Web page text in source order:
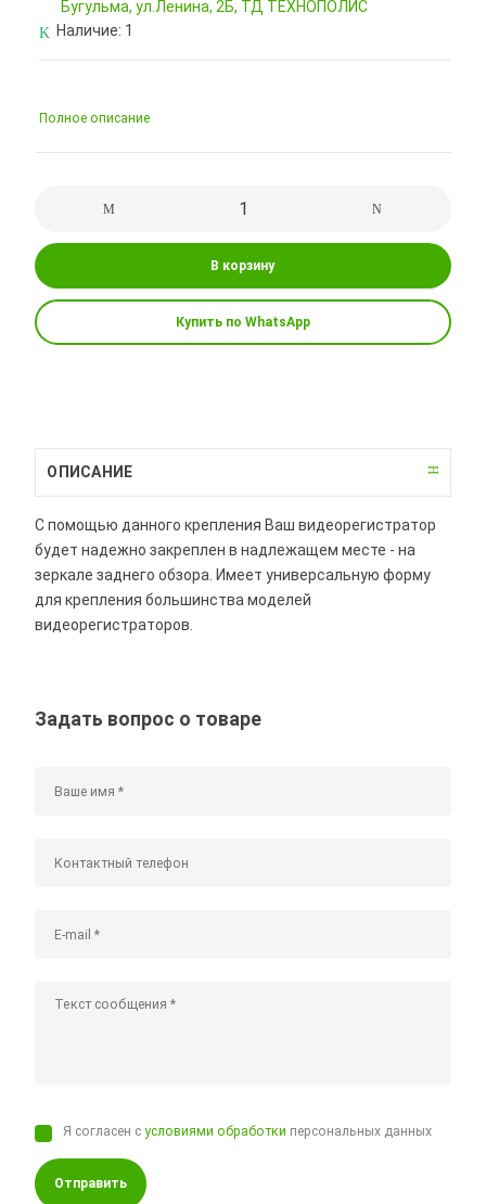
Бугульма, ул.Ленина, 2Б, ТД ТЕХНОПОЛИС
Наличие: 1
Полное описание
В корзину
Купить по WhatsApp
ОПИСАНИЕ
С помощью данного крепления Ваш видеорегистратор
будет надежно закреплен в надлежащем месте - на
зеркале заднего обзора. Имеет универсальную форму
для крепления большинства моделей
видеорегистраторов.
Задать вопрос о товаре
Я согласен сусловиями обработки персональных данных
Отправить